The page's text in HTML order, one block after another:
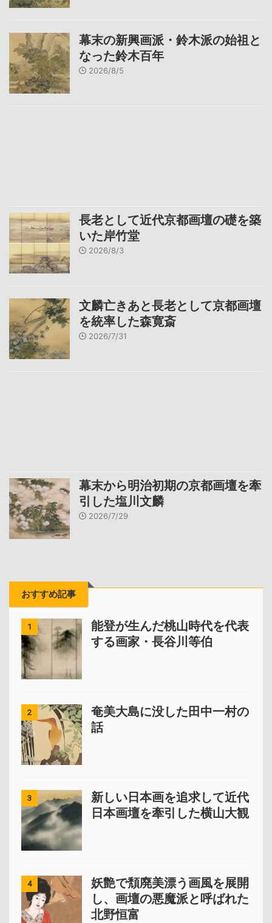
幕末の新興画派・鈴木派の始祖と
なった鈴木百年
2026/8/5
長老として近代京都画壇の礎を築
いた岸竹堂
2026/8/3
文麟亡きあと長老として京都画壇
を統率した森寛斎
2026/7/31
幕末から明治初期の京都画壇を牽
引した塩川文麟
2026/7/29
おすすめ記事
1
能登が生んだ桃山時代を代表
する画家・長谷川等伯
2
奄美大島に没した田中一村の
話
3
新しい日本画を追求して近代
日本画壇を牽引した横山大観
4
妖艶で頽廃美漂う画風を展開
し、画壇の悪魔派と呼ばれた
北野恒富